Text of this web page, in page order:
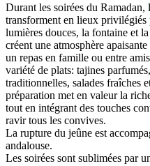
Durant les soirées du Ramadan,
transforment en lieux
lumières douces, la fontaine et
créent une atmosphère
un repas en famille ou entre
variété de plats: tajines
traditionnelles, salades fraîches
préparation met en valeur la
tout en intégrant des touches
ravir tous les convives.
La rupture du jeûne est
andalouse.
Les soirées sont sublimées par